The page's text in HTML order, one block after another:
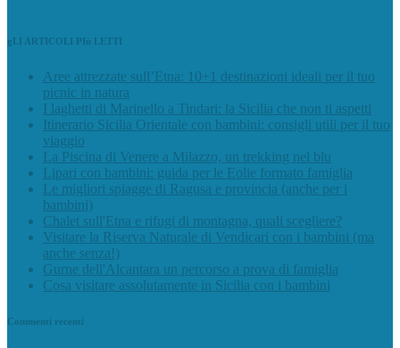
gLI ARTICOLI PIù LETTI
Aree attrezzate sull’Etna: 10+1 destinazioni ideali per il tuo
picnic in natura
I laghetti di Marinello a Tindari: la Sicilia che non ti aspetti
Itinerario Sicilia Orientale con bambini: consigli utili per il tuo
viaggio
La Piscina di Venere a Milazzo, un trekking nel blu
Lipari con bambini: guida per le Eolie formato famiglia
Le migliori spiagge di Ragusa e provincia (anche per i
bambini)
Chalet sull'Etna e rifugi di montagna, quali scegliere?
Visitare la Riserva Naturale di Vendicari con i bambini (ma
anche senza!)
Gurne dell'Alcantara un percorso a prova di famiglia
Cosa visitare assolutamente in Sicilia con i bambini
Commenti recenti